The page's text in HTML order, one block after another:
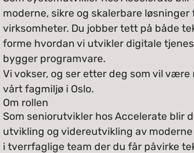
moderne, sikre og skalerbare
virksomheter. Du jobber tett på både
forme hvordan vi utvikler digitale
bygger programvare.
Vi vokser, og ser etter deg som vil
vårt fagmiljø i Oslo.
Om rollen
Som seniorutvikler hos Accelerate blir
utvikling og videreutvikling av
i tverrfaglige team der du får påvirke